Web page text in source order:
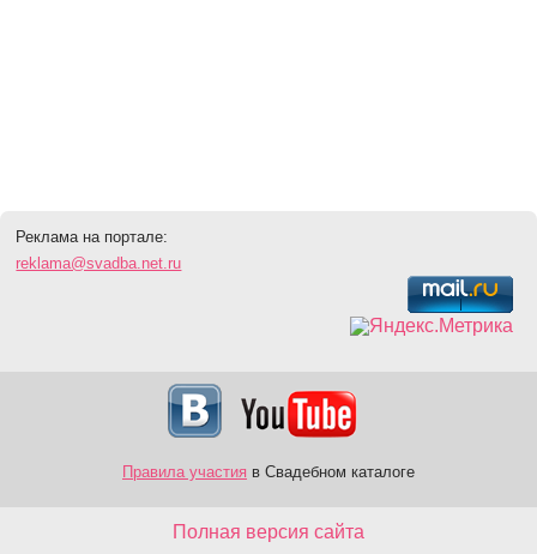
Реклама на портале:
reklama@svadba.net.ru
Правила участия в Свадебном каталоге
Полная версия сайта